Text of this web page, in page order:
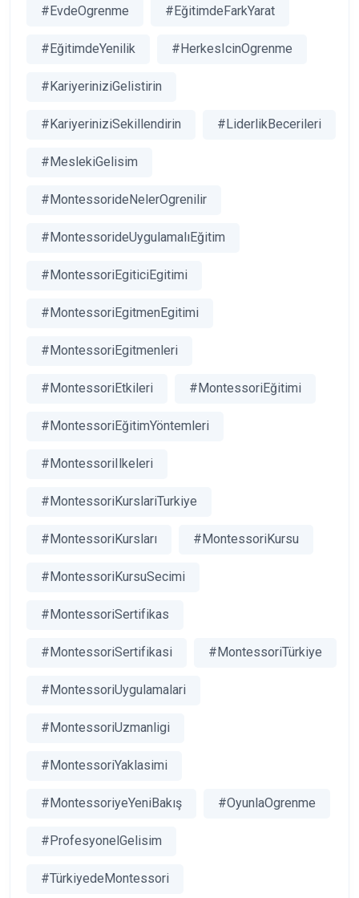
#EvdeOgrenme #EğitimdeFarkYarat
#EğitimdeYenilik #HerkesIcinOgrenme
#KariyeriniziGelistirin
#KariyeriniziSekillendirin #LiderlikBecerileri
#MeslekiGelisim
#MontessorideNelerOgrenilir
#MontessorideUygulamalıEğitim
#MontessoriEgiticiEgitimi
#MontessoriEgitmenEgitimi
#MontessoriEgitmenleri
#MontessoriEtkileri #MontessoriEğitimi
#MontessoriEğitimYöntemleri
#MontessoriIlkeleri
#MontessoriKurslariTurkiye
#MontessoriKursları #MontessoriKursu
#MontessoriKursuSecimi
#MontessoriSertifikas
#MontessoriSertifikasi #MontessoriTürkiye
#MontessoriUygulamalari
#MontessoriUzmanligi
#MontessoriYaklasimi
#MontessoriyeYeniBakış #OyunlaOgrenme
#ProfesyonelGelisim
#TürkiyedeMontessori